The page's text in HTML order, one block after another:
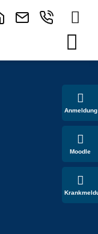
Anmeldung
Moodle